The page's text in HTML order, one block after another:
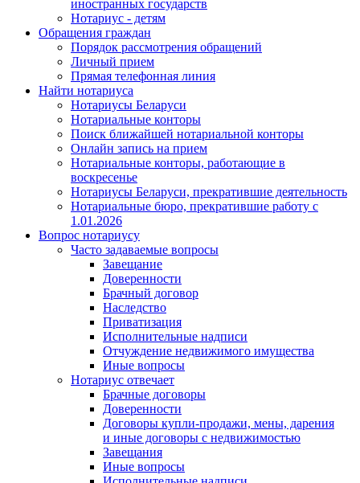
иностранных государств
Нотариус - детям
Обращения граждан
Порядок рассмотрения обращений
Личный прием
Прямая телефонная линия
Найти нотариуса
Нотариусы Беларуси
Нотариальные конторы
Поиск ближайшей нотариальной конторы
Онлайн запись на прием
Нотариальные конторы, работающие в
воскресенье
Нотариусы Беларуси, прекратившие деятельность
Нотариальные бюро, прекратившие работу с
1.01.2026
Вопрос нотариусу
Часто задаваемые вопросы
Завещание
Доверенности
Брачный договор
Наследство
Приватизация
Исполнительные надписи
Отчуждение недвижимого имущества
Иные вопросы
Нотариус отвечает
Брачные договоры
Доверенности
Договоры купли-продажи, мены, дарения
и иные договоры с недвижимостью
Завещания
Иные вопросы